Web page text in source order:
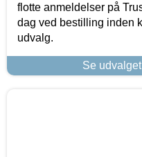
flotte anmeldelser på
dag ved bestilling inden
udvalg.
Se